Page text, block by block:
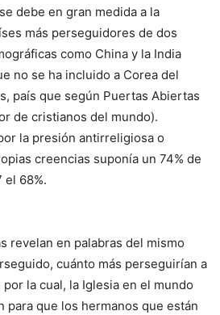
debe en gran medida a la
más perseguidores de dos
como China y la India
no se ha incluido a Corea del
país que según Puertas Abiertas
de cristianos del mundo).
la presión antirreligiosa o
creencias suponía un 74% de
el 68%.
revelan en palabras del mismo
cuánto más perseguirían a
la cual, la Iglesia en el mundo
para que los hermanos que están